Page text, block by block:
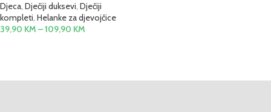
Djeca, Dječiji duksevi, Dječiji
kompleti, Helanke za djevojčice
39,90 KM –109,90 KM